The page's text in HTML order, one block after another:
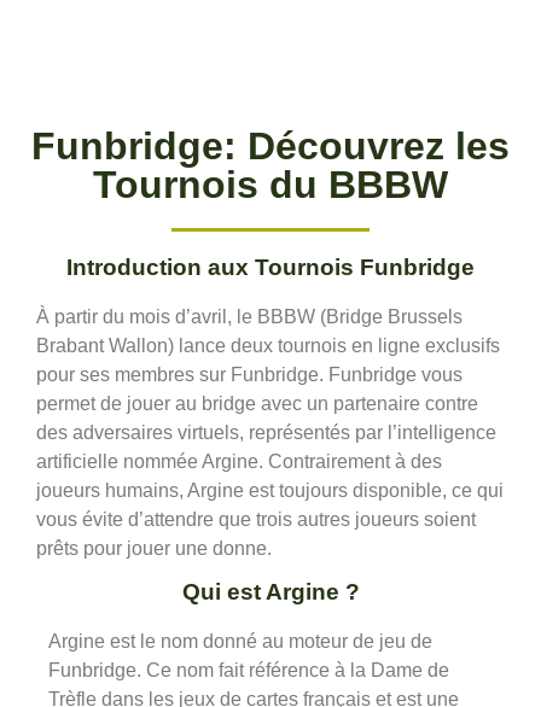
Funbridge: Découvrez les
Tournois du BBBW
Introduction aux Tournois Funbridge
À partir du mois d’avril, le BBBW (Bridge Brussels
Brabant Wallon) lance deux tournois en ligne exclusifs
pour ses membres sur Funbridge. Funbridge vous
permet de jouer au bridge avec un partenaire contre
des adversaires virtuels, représentés par l’intelligence
artificielle nommée Argine. Contrairement à des
joueurs humains, Argine est toujours disponible, ce qui
vous évite d’attendre que trois autres joueurs soient
prêts pour jouer une donne.
Qui est Argine ?
Argine est le nom donné au moteur de jeu de
Funbridge. Ce nom fait référence à la Dame de
Trèfle dans les jeux de cartes français et est une